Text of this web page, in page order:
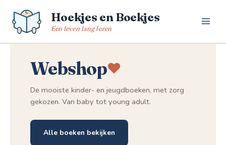
naar
Hoekjes en Boekjes
Een leven lang lezen
Webshop
De mooiste kinder- en jeugdboeken, met zorg
gekozen. Van baby tot young adult.
Alle boeken bekijken